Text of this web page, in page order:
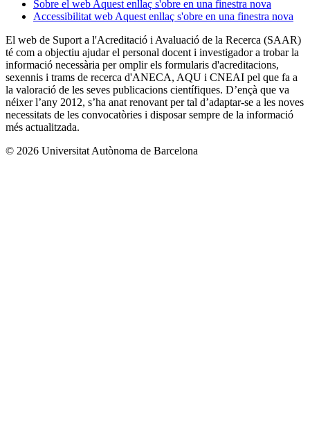
Sobre el web Aquest enllaç s'obre en una finestra nova
Accessibilitat web Aquest enllaç s'obre en una finestra nova
El web de Suport a l'Acreditació i Avaluació de la Recerca (SAAR)
té com a objectiu ajudar el personal docent i investigador a trobar la
informació necessària per omplir els formularis d'acreditacions,
sexennis i trams de recerca d'ANECA, AQU i CNEAI pel que fa a
la valoració de les seves publicacions científiques. D’ençà que va
néixer l’any 2012, s’ha anat renovant per tal d’adaptar-se a les noves
necessitats de les convocatòries i disposar sempre de la informació
més actualitzada.
© 2026 Universitat Autònoma de Barcelona